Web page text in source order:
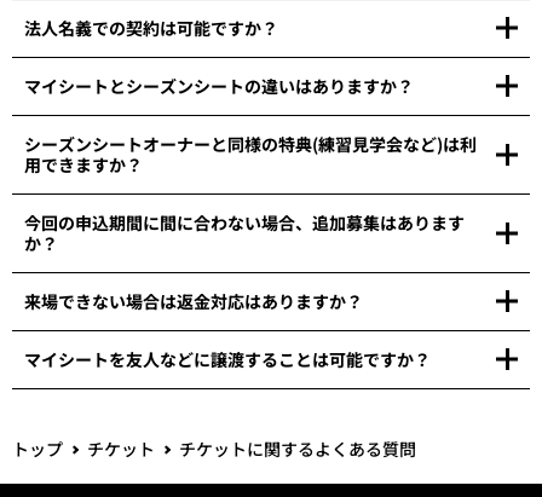
法人名義での契約は可能ですか？
マイシートとシーズンシートの違いはありますか？
シーズンシートオーナーと同様の特典(練習見学会など)は利
用できますか？
今回の申込期間に間に合わない場合、追加募集はあります
か？
来場できない場合は返金対応はありますか？
マイシートを友人などに譲渡することは可能ですか？
トップ チケット チケットに関するよくある質問